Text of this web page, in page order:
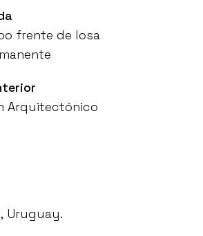
frente de losa
Arquitectónico
Uruguay.